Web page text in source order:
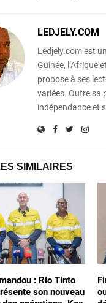
LEDJELY.COM
Ledjely.com est
Guinée, l’Afrique
propose à ses
variées. Outre sa
indépendance et
SIMILAIRES
: Rio Tinto
son nouveau